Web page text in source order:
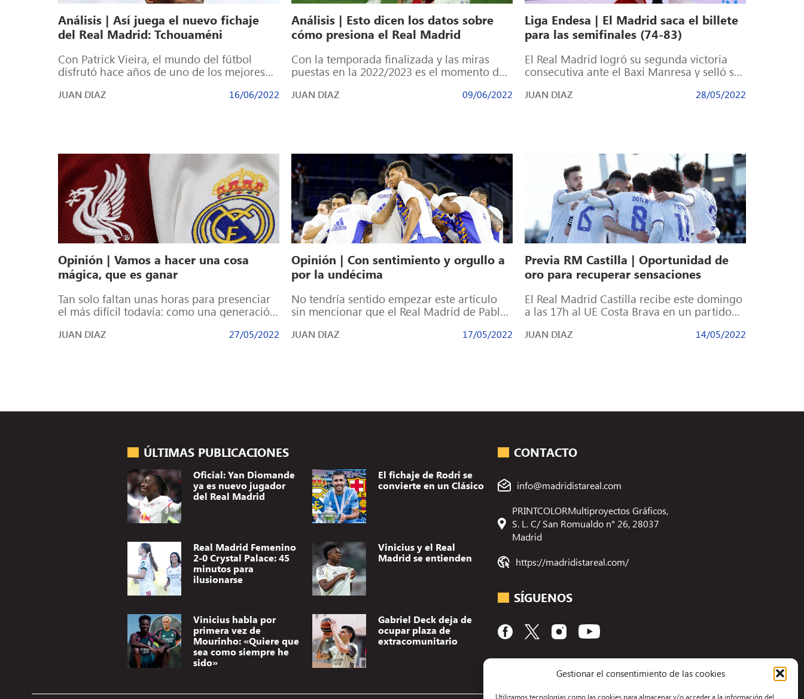
Gestionar el consentimiento de las cookies
Utilizamos tecnologías como las cookies para almacenar y/o acceder a la información del
Análisis | Así juega el nuevo fichaje
del Real Madrid: Tchouaméni
Con Patrick Vieira, el mundo del fútbol
disfrutó hace años de uno de los mejores
JUAN DIAZ 16/06/2022
Análisis | Esto dicen los datos sobre
cómo presiona el Real Madrid
Con la temporada finalizada y las miras
puestas en la 2022/2023 es el momento de
JUAN DIAZ 09/06/2022
Liga Endesa | El Madrid saca el billete
para las semifinales (74-83)
El Real Madrid logró su segunda victoria
consecutiva ante el Baxi Manresa y selló su
JUAN DIAZ 28/05/2022
Opinión | Vamos a hacer una cosa
mágica, que es ganar
Tan solo faltan unas horas para presenciar
el más difícil todavía: como una generación
[…]
JUAN DIAZ 27/05/2022
Opinión | Con sentimiento y orgullo a
por la undécima
No tendría sentido empezar este artículo
sin mencionar que el Real Madrid de Pablo
JUAN DIAZ 17/05/2022
Previa RM Castilla | Oportunidad de
oro para recuperar sensaciones
El Real Madrid Castilla recibe este domingo
a las 17h al UE Costa Brava en un partido
JUAN DIAZ 14/05/2022
ÚLTIMAS PUBLICACIONES
Oficial: Yan Diomande
ya es nuevo jugador
del Real Madrid
El fichaje de Rodri se
convierte en un Clásico
Real Madrid Femenino
2-0 Crystal Palace: 45
minutos para
ilusionarse
Vinicius y el Real
Madrid se entienden
Vinicius habla por
primera vez de
Mourinho: «Quiere que
sea como siempre he
sido»
Gabriel Deck deja de
ocupar plaza de
extracomunitario
CONTACTO
info@madridistareal.com
PRINTCOLORMultiproyectos Gráficos,
S. L. C/ San Romualdo n° 26, 28037
Madrid
https://madridistareal.com/
SÍGUENOS